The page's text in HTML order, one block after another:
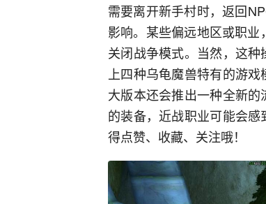
需要离开新手村时，返回
影响。某些偏远地区或职
关闭战争模式。当然，这
上四种乌龟魔兽特有的游
大版本还会推出一种全新
的装备，近战职业可能会
得点赞、收藏、关注哦！